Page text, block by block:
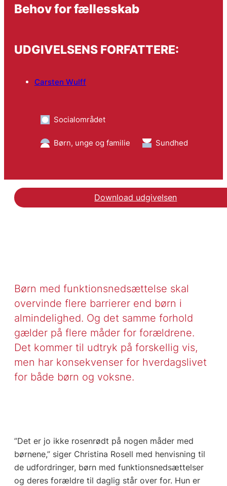
Behov for fællesskab
UDGIVELSENS FORFATTERE:
Carsten Wulff
Socialområdet
Børn, unge og familie Sundhed
Download udgivelsen
Børn med funktionsnedsættelse skal
overvinde flere barrierer end børn i
almindelighed. Og det samme forhold
gælder på flere måder for forældrene.
Det kommer til udtryk på forskellig vis,
men har konsekvenser for hverdagslivet
for både børn og voksne.
”Det er jo ikke rosenrødt på nogen måder med
børnene,” siger Christina Rosell med henvisning til
de udfordringer, børn med funktionsnedsættelser
og deres forældre til daglig står over for. Hun er